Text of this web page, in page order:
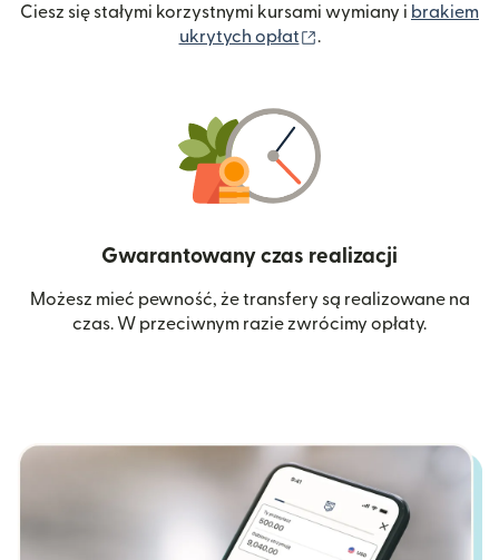
Ciesz się stałymi korzystnymi kursami wymiany i brakiem
ukrytych opłat
.
Gwarantowany czas realizacji
Możesz mieć pewność, że transfery są realizowane na
czas. W przeciwnym razie zwrócimy opłaty.